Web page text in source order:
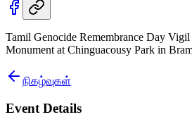
Tamil Genocide Remembrance Day
Monument at Chinguacousy Park in
நிகழ்வுகள்
Event Details